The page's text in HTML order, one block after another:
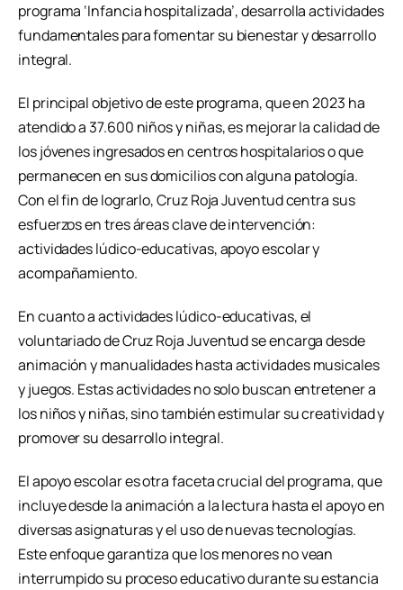
programa ‘Infancia hospitalizada’, desarrolla actividades
fundamentales para fomentar su bienestar y desarrollo
integral.
El principal objetivo de este programa, que en 2023 ha
atendido a 37.600 niños y niñas, es mejorar la calidad de
los jóvenes ingresados en centros hospitalarios o que
permanecen en sus domicilios con alguna patología.
Con el fin de lograrlo, Cruz Roja Juventud centra sus
esfuerzos en tres áreas clave de intervención:
actividades lúdico-educativas, apoyo escolar y
acompañamiento.
En cuanto a actividades lúdico-educativas, el
voluntariado de Cruz Roja Juventud se encarga desde
animación y manualidades hasta actividades musicales
y juegos. Estas actividades no solo buscan entretener a
los niños y niñas, sino también estimular su creatividad y
promover su desarrollo integral.
El apoyo escolar es otra faceta crucial del programa, que
incluye desde la animación a la lectura hasta el apoyo en
diversas asignaturas y el uso de nuevas tecnologías.
Este enfoque garantiza que los menores no vean
interrumpido su proceso educativo durante su estancia